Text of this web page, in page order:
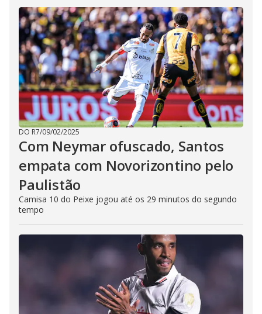
DO R7/09/02/2025
Com Neymar ofuscado, Santos
empata com Novorizontino pelo
Paulistão
Camisa 10 do Peixe jogou até os 29 minutos do segundo
tempo